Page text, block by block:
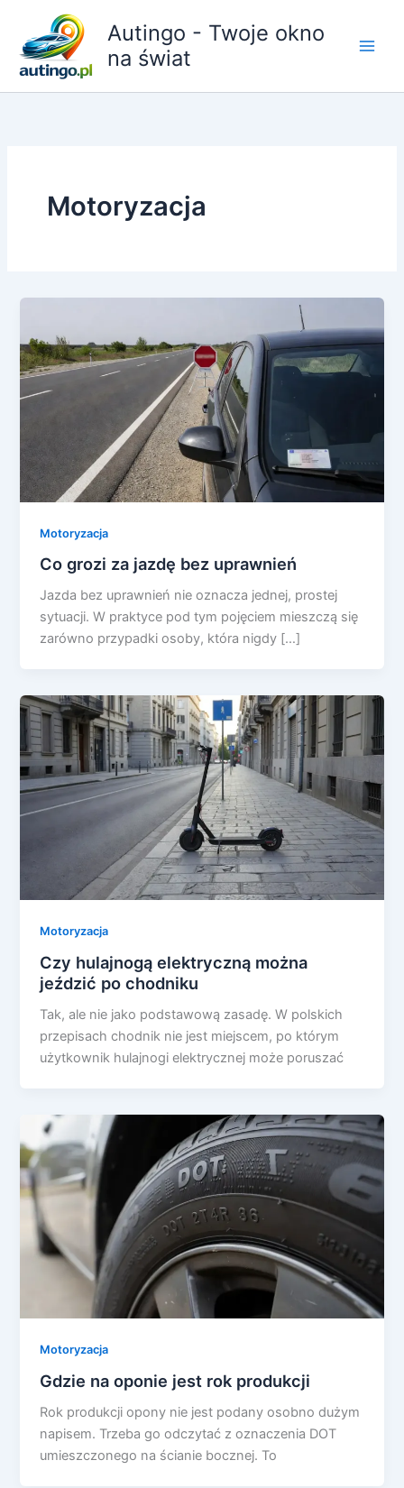
treści
Autingo - Twoje okno
na świat
Motoryzacja
Motoryzacja
Co grozi za jazdę bez uprawnień
Jazda bez uprawnień nie oznacza jednej, prostej
sytuacji. W praktyce pod tym pojęciem mieszczą się
zarówno przypadki osoby, która nigdy […]
Motoryzacja
Czy hulajnogą elektryczną można
jeździć po chodniku
Tak, ale nie jako podstawową zasadę. W polskich
przepisach chodnik nie jest miejscem, po którym
użytkownik hulajnogi elektrycznej może poruszać
Motoryzacja
Gdzie na oponie jest rok produkcji
Rok produkcji opony nie jest podany osobno dużym
napisem. Trzeba go odczytać z oznaczenia DOT
umieszczonego na ścianie bocznej. To